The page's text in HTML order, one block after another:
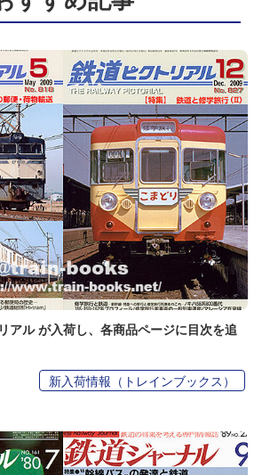
アル が入荷し、各商品ページに目次を追
新入荷情報（トレインブックス）